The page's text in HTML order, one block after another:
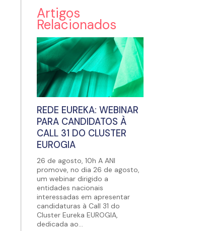
Artigos
Relacionados
REDE EUREKA: WEBINAR
PARA CANDIDATOS À
CALL 31 DO CLUSTER
EUROGIA
26 de agosto, 10h A ANI
promove, no dia 26 de agosto,
um webinar dirigido a
entidades nacionais
interessadas em apresentar
candidaturas à Call 31 do
Cluster Eureka EUROGIA,
dedicada ao...